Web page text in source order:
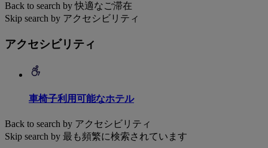
Back to search by 快適なご滞在
Skip search by アクセシビリティ
アクセシビリティ
車椅子利用可能なホテル
Back to search by アクセシビリティ
Skip search by 最も頻繁に検索されています